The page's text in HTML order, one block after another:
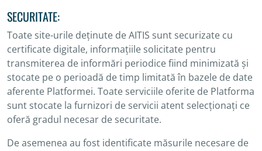
SECURITATE:
Toate site-urile deținute de AITIS sunt securizate cu
certificate digitale, informațiile solicitate pentru
transmiterea de informări periodice fiind minimizată și
stocate pe o perioadă de timp limitată în bazele de date
aferente Platformei. Toate serviciile oferite de Platforma
sunt stocate la furnizori de servicii atent selecționați ce
oferă gradul necesar de securitate.
De asemenea au fost identificate măsurile necesare de